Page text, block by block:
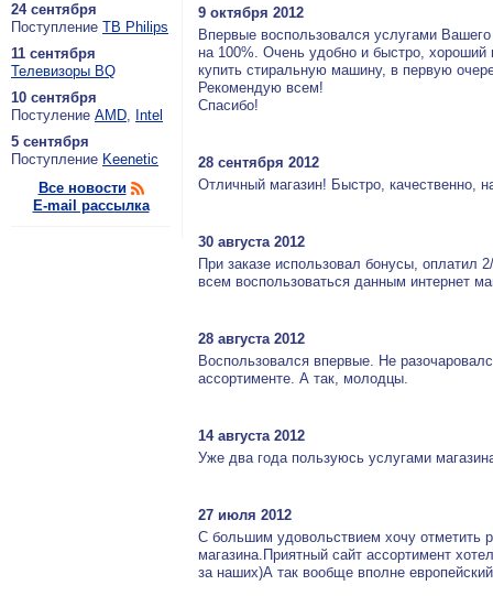
24 сентября
По­ступ­ле­ние ТВ Philips
11 сентября
Теле­ви­зо­ры BQ
10 сентября
По­сту­ле­ние AMD, Intel
5 сентября
По­ступ­ле­ние Keenetic
Все новости
E-mail рассылка
9 октября 2012
Впервые воспользовался услугами
на 100%. Очень удобно и быстро,
купить стиральную машину, в первую
Рекомендую всем!
Спасибо!
28 сентября 2012
Отличный магазин! Быстро, качественно,
30 августа 2012
При заказе использовал бонусы, оплатил
всем воспользоваться данным интернет
28 августа 2012
Воспользовался впервые. Не
ассортименте. А так, молодцы.
14 августа 2012
Уже два года пользуюсь услугами
27 июля 2012
С большим удовольствием хочу отметить
магазина.Приятный сайт ассортимент
за наших)А так вообще вполне